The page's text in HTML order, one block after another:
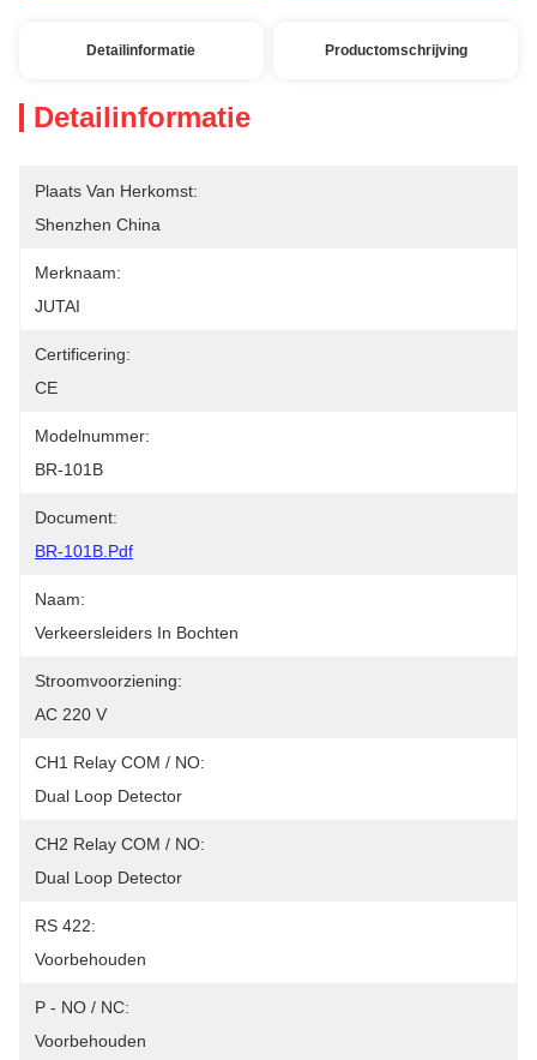
Detailinformatie Productomschrijving
Detailinformatie
Plaats Van Herkomst:
Shenzhen China
Merknaam:
JUTAI
Certificering:
CE
Modelnummer:
BR-101B
Document:
BR-101B.pdf
Naam:
Verkeersleiders In Bochten
Stroomvoorziening:
AC 220 V
CH1 Relay COM / NO:
Dual Loop Detector
CH2 Relay COM / NO:
Dual Loop Detector
RS 422:
Voorbehouden
P - NO / NC:
Voorbehouden